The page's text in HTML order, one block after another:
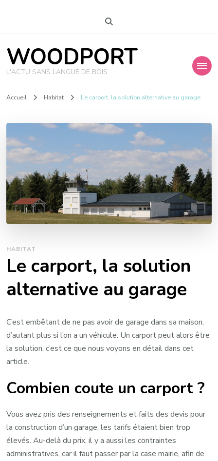
WOODPORT
L'ACTU SANS LANGUE DE BOIS
Accueil Habitat Le carport, la solution alternative au garage
HABITAT
Le carport, la solution
alternative au garage
C’est embêtant de ne pas avoir de garage dans sa maison,
d’autant plus si l’on a un véhicule. Un carport peut alors être
la solution, c’est ce que nous voyons en détail dans cet
article.
Combien coute un carport ?
Vous avez pris des renseignements et faits des devis pour
la construction d’un garage, les tarifs étaient bien trop
élevés. Au-delà du prix, il y a aussi les contraintes
administratives, car il faut passer par la case mairie, afin de